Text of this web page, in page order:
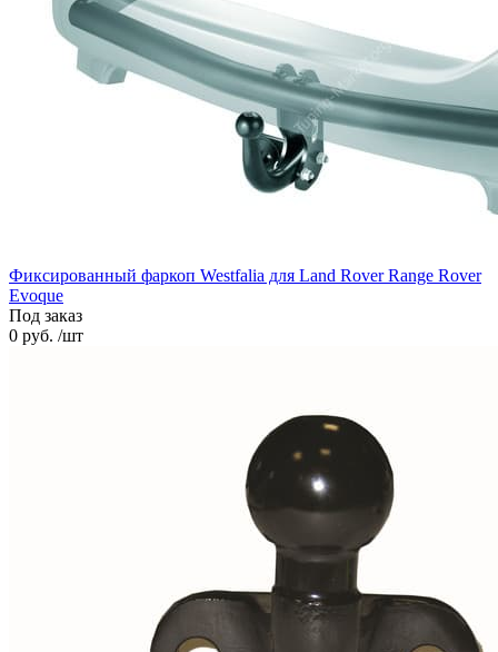
Фиксированный фаркоп Westfalia для Land Rover Range Rover
Evoque
Под заказ
0 руб. /шт